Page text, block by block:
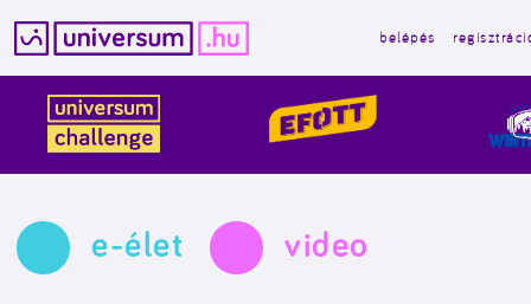
tartalomba
belépés
e-élet video